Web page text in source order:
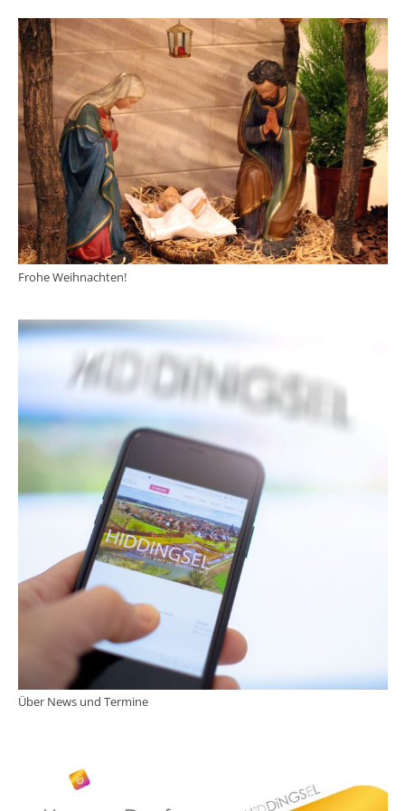
Frohe Weihnachten!
Über News und Termine